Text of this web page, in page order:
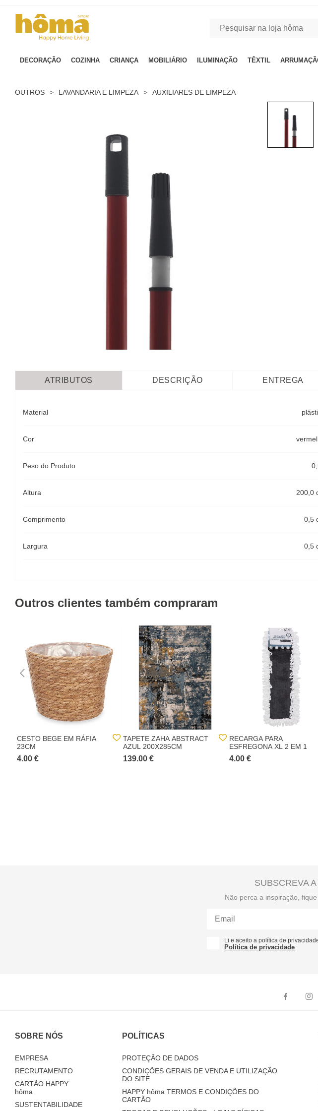
DECORAÇÃO COZINHA CRIANÇA MOBILIÁRIO ILUMINAÇÃO TÊXTIL
OUTROS > LAVANDARIA E LIMPEZA > AUXILIARES DE LIMPEZA
ATRIBUTOS DESCRIÇÃO ENTREGA
Material
Cor
Peso do Produto
Altura 200,0
Comprimento 0,5
Largura 0,5
Outros clientes também compraram
CESTO BEGE EM RÁFIA
23CM
4.00 €
TAPETE ZAHA ABSTRACT
AZUL 200X285CM
139.00 €
RECARGA PARA
ESFREGONA XL 2 EM 1
4.00 €
SUBSCREVA
Não perca a inspiração,
Li e aceito a política de
Política de privacidade
SOBRE NÓS
EMPRESA
RECRUTAMENTO
CARTÃO HAPPY
hôma
SUSTENTABILIDADE
POLÍTICAS
PROTEÇÃO DE DADOS
CONDIÇÕES GERAIS DE VENDA E UTILIZAÇÃO
DO SITE
HAPPY hôma TERMOS E CONDIÇÕES DO
CARTÃO